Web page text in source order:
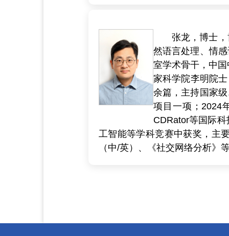
张龙，博士
然语言处理、情
室学术骨干，中
家科学院李明院
余篇，主持国家
项目一项；2024
CDRator等国际
工智能等学科竞赛中获奖，主
（中/英）、《社交网络分析》